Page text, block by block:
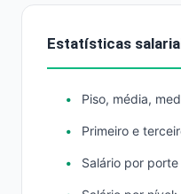
Estatísticas
Piso, média,
Primeiro e
Salário por